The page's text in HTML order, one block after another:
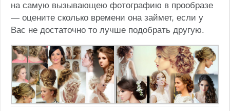
на самую вызывающею фотографию в прообразе
— оцените сколько времени она займет, если у
Вас не достаточно то лучше подобрать другую.